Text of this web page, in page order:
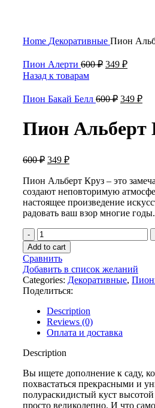
Home Декоративные Пион
Пион Алерти 600₽ 349 ₽
Назад к товарам
Пион Бакай Белл 600₽ 349 ₽
Пион Альберт
600₽ 349 ₽
Пион Альберт Круз – это
создают неповторимую
настоящее произведение
радовать ваш взор многие годы.
Пион
Альберт
Круз
quantity
Add to cart
Сравнить
Добавить в список желаний
Categories: Декоративные,
Поделиться:
Description
Reviews (0)
Оплата и доставка
Description
Вы ищете дополнение к саду,
похвастаться прекрасными и
полураскидистый куст
просто великолепно. И что